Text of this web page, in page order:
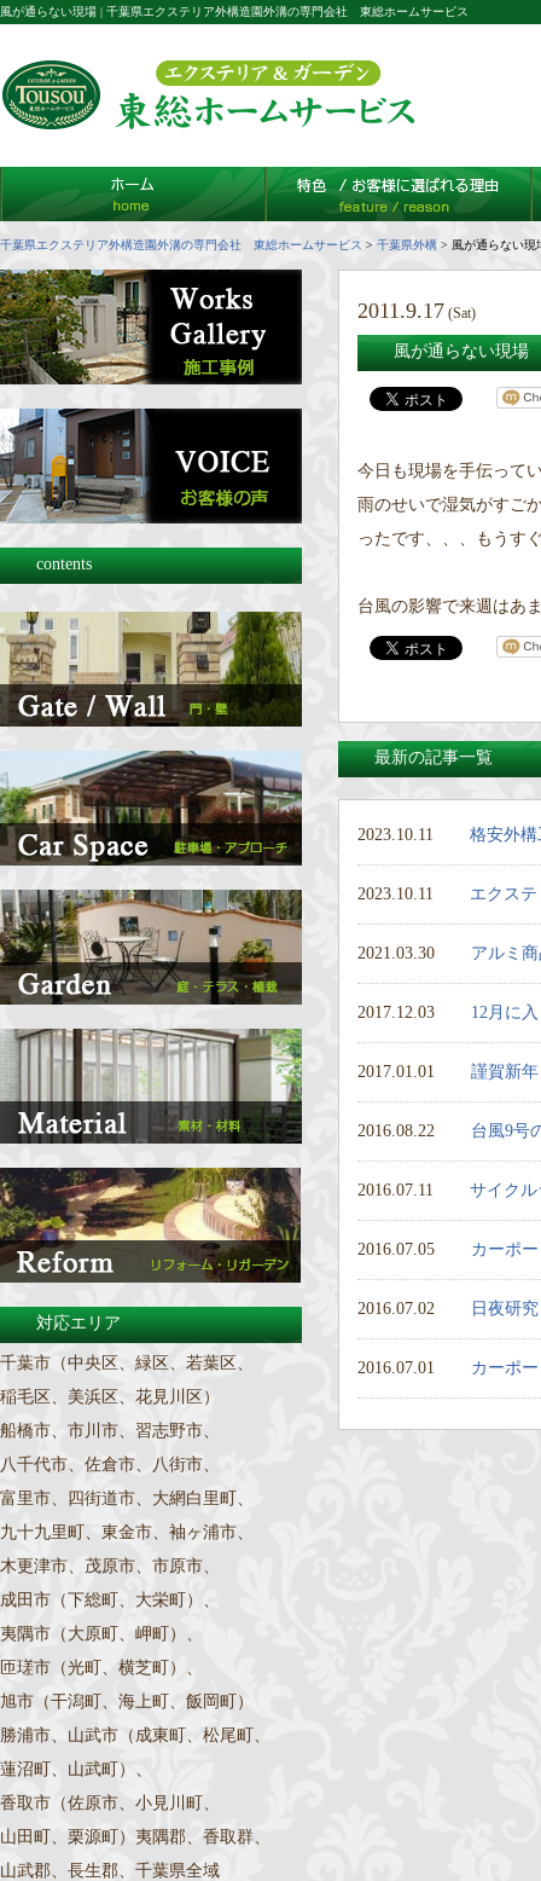
風が通らない現場 | 千葉県エクステリア外構造園外溝の専門会社 東総ホームサービス
千葉県エクステリア外構造園外溝の専門会社 東総ホームサービス > 千葉県外構 > 風が通らない現
2011.9.17 (Sat)
風が通らない現場
今日も現場を手伝って
雨のせいで湿気がすご
ったです、、、もうす
台風の影響で来週はあ
最新の記事一覧
2023.10.11 格安外
2023.10.11 エクス
2021.03.30 アルミ
2017.12.03 12月に
2017.01.01 謹賀新年
2016.08.22 台風9号
2016.07.11 サイク
2016.07.05 カーポ
2016.07.02 日夜研
2016.07.01 カーポ
contents
対応エリア
千葉市（中央区、緑区、若葉区、
稲毛区、美浜区、花見川区）
船橋市、市川市、習志野市、
八千代市、佐倉市、八街市、
富里市、四街道市、大網白里町、
九十九里町、東金市、袖ヶ浦市、
木更津市、茂原市、市原市、
成田市（下総町、大栄町）、
夷隅市（大原町、岬町）、
匝瑳市（光町、横芝町）、
旭市（干潟町、海上町、飯岡町）
勝浦市、山武市（成東町、松尾町、
蓮沼町、山武町）、
香取市（佐原市、小見川町、
山田町、栗源町）夷隅郡、香取群、
山武郡、長生郡、千葉県全域